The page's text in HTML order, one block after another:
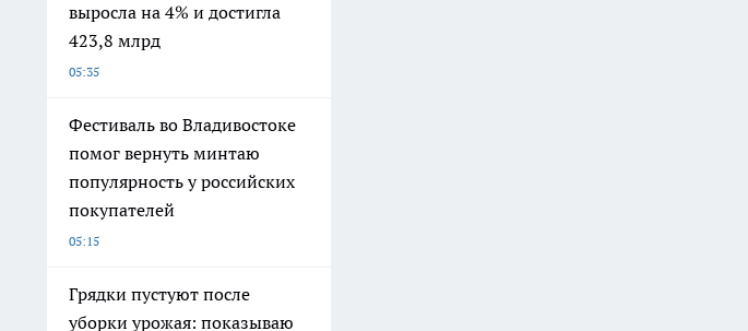
выросла на 4% и достигла
423,8 млрд
05:35
Фестиваль во Владивостоке
помог вернуть минтаю
популярность у российских
покупателей
05:15
Грядки пустуют после
уборки урожая: показываю